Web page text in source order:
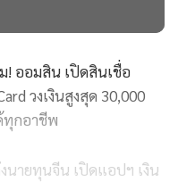
! ออมสิน เปิดสินเชื่อ
วงเงินสูงสุด 30,000
ทุกอาชีพ
นายทุนจีน เปิดแอปฯ เงิน